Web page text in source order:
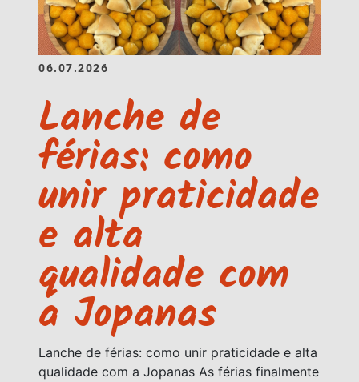
06.07.2026
Lanche de
férias: como
unir praticidade
e alta
qualidade com
a Jopanas
Lanche de férias: como unir praticidade e alta
qualidade com a Jopanas As férias finalmente